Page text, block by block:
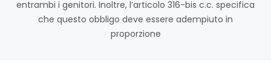
entrambi i genitori. Inoltre, l’articolo 316-bis c.c. specifica
che questo obbligo deve essere adempiuto in
proporzione